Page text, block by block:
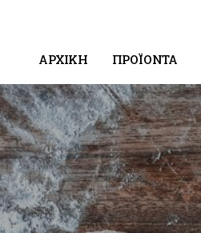
ΑΡΧΙΚΗ ΠΡΟΪΌΝΤΑ